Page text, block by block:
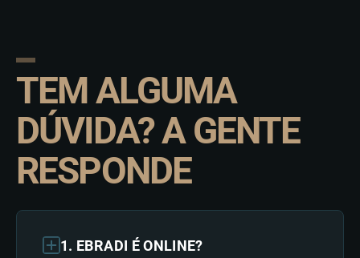
TEM ALGUMA
DÚVIDA? A GENTE
RESPONDE
1. EBRADI É ONLINE?